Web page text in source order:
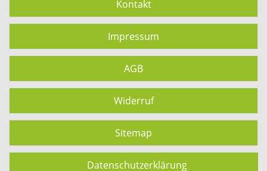
Kontakt
Impressum
AGB
Widerruf
Sitemap
Datenschutzerklärung